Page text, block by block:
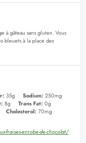
à gâteau sans gluten. Vous
bleuets à la place des
35g Sodium: 250mg
8g Trans Fat: 0g
Cholesterol: 70mg
fraises-enrobe-de-chocolat/